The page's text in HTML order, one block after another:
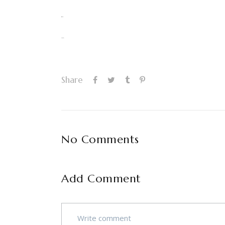
Share
No Comments
Add Comment